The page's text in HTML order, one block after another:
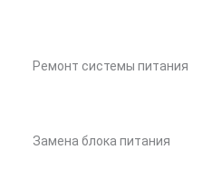
Ремонт системы питания
Замена блока питания